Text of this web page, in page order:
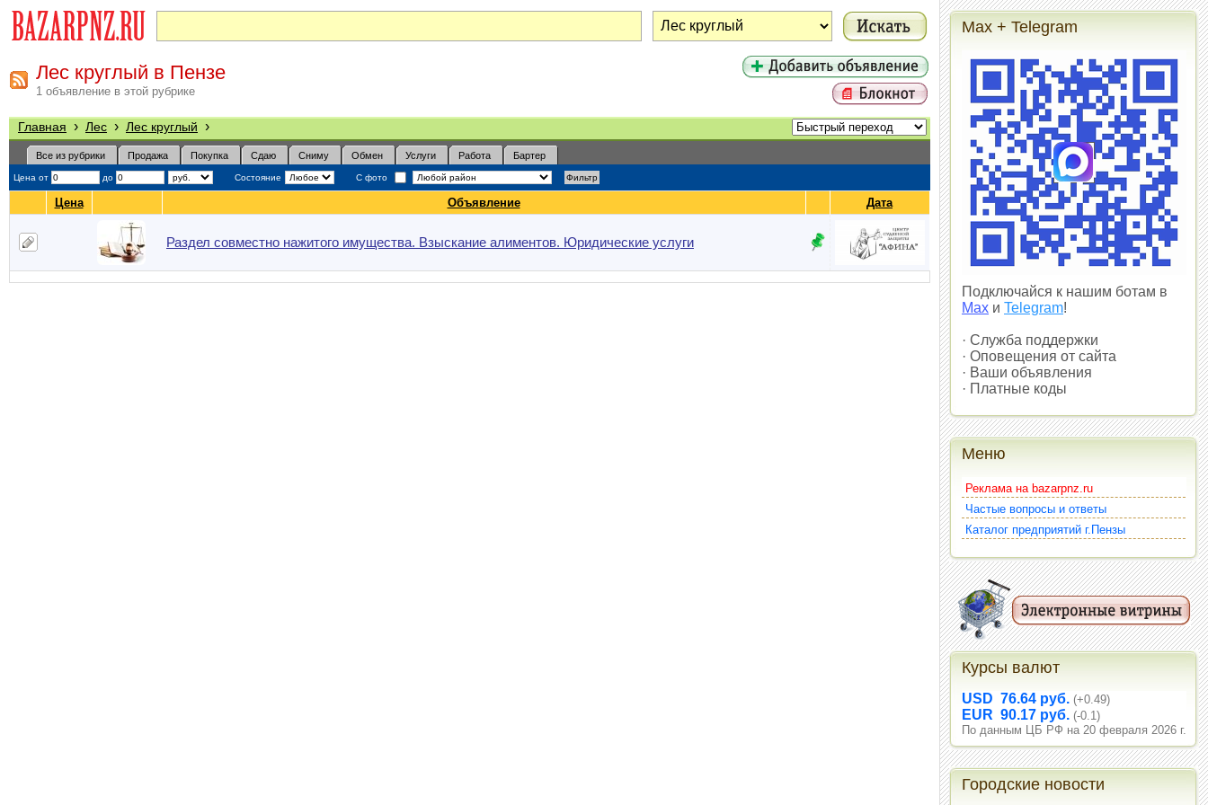
Лес круглый в Пензе
1 объявление в этой рубрике
Главная › Лес › Лес круглый ›
Все из рубрики Продажа Покупка Сдаю Сниму Обмен Услуги Работа Бартер
Цена от до Состояние С фото
Цена Объявление Дата
Раздел совместно нажитого имущества. Взыскание алиментов. Юридические услуги
Max + Telegram
Подключайся к нашим ботам в
Max и Telegram!
· Служба поддержки
· Оповещения от сайта
· Ваши объявления
· Платные коды
Меню
Реклама на bazarpnz.ru
Частые вопросы и ответы
Каталог предприятий г.Пензы
Курсы валют
USD 76.64 руб. (+0.49)
EUR 90.17 руб. (-0.1)
По данным ЦБ РФ на 20 февраля 2026 г.
Городские новости